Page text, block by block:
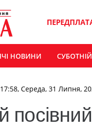
НОВИНИ
17:58, Середа, 31 Липня,